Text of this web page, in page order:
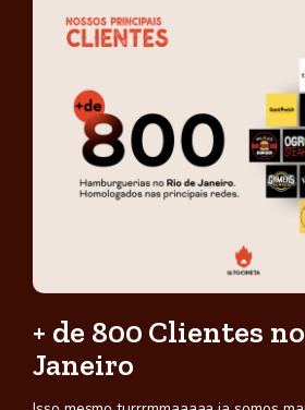
+ de 800 Clientes
Janeiro